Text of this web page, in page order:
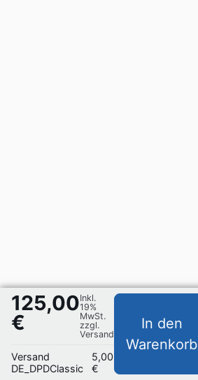
125,00
€
Inkl.
19%
MwSt.
zzgl.
Versand
Versand
DE_DPDClassic
5,00
€
In den
Warenkorb